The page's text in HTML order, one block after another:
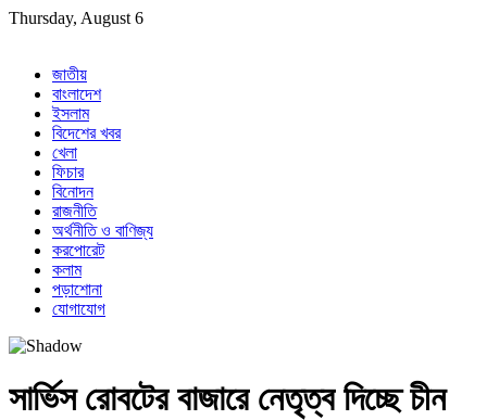
Skip
Thursday, August 6
জাতীয়
বাংলাদেশ
ইসলাম
বিদেশের খবর
খেলা
ফিচার
বিনোদন
রাজনীতি
অর্থনীতি ও বাণিজ্য
করপোরেট
কলাম
পড়াশোনা
যোগাযোগ
সার্ভিস রোবটের বাজারে নেতৃত্ব দিচ্ছে চীন